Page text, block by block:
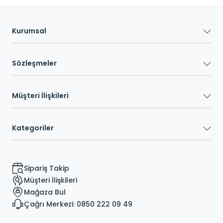
Kurumsal
Sözleşmeler
Müşteri İlişkileri
Kategoriler
Sipariş Takip
Müşteri İlişkileri
Mağaza Bul
Çağrı Merkezi: 0850 222 09 49